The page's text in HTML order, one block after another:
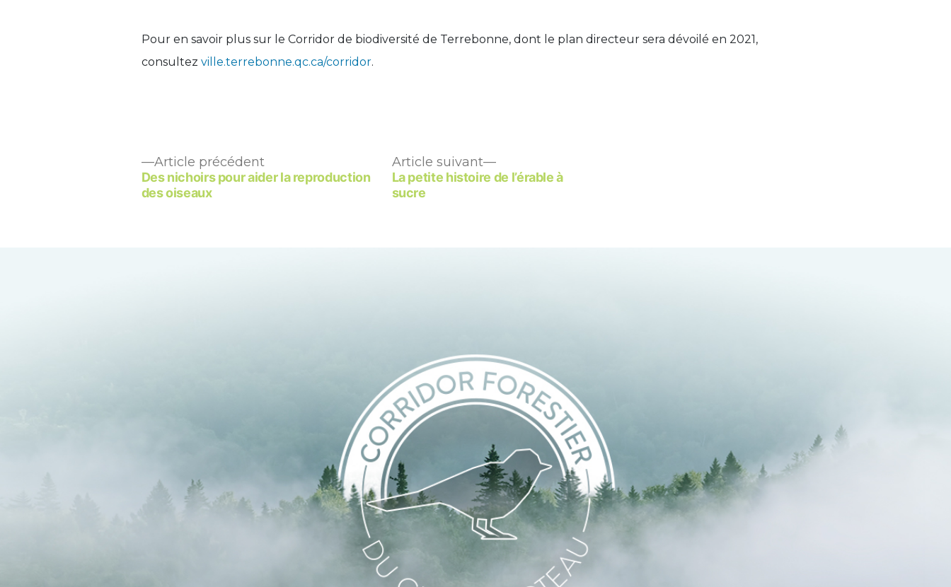
Pour en savoir plus sur le Corridor de biodiversité de Terrebonne, dont le plan directeur sera dévoilé en 2021,
consultez ville.terrebonne.qc.ca/corridor.
Navigation
de
Article précédentArticle
précédent :
Des nichoirs pour aider la reproduction
des oiseaux
Article suivant
Article
suivant :
La petite histoire de l’érable à
sucre